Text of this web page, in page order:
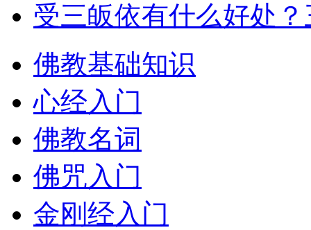
受三皈依有什么好处
佛教基础知识
心经入门
佛教名词
佛咒入门
金刚经入门